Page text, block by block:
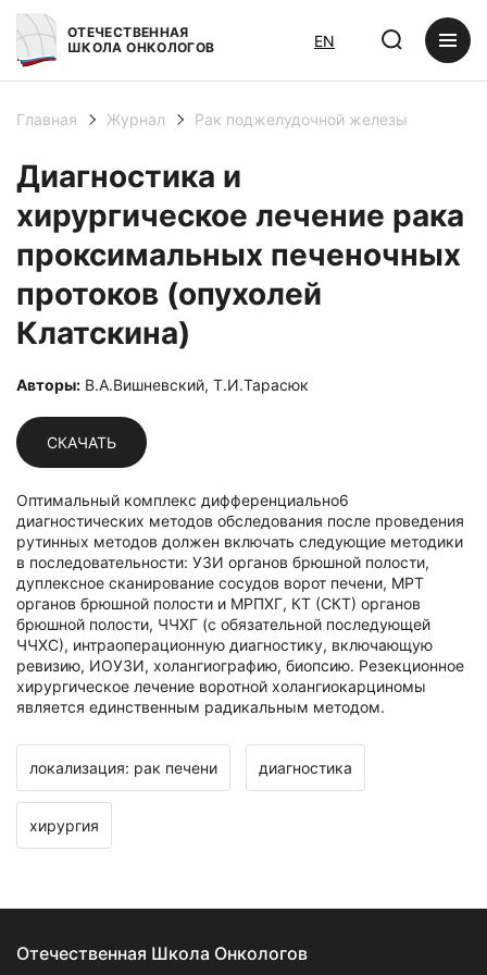
ОТЕЧЕСТВЕННАЯ
ШКОЛА ОНКОЛОГОВ
EN
Главная Журнал Рак поджелудочной железы
Диагностика и
хирургическое лечение рака
проксимальных печеночных
протоков (опухолей
Клатскина)
Авторы: В.А.Вишневский, Т.И.Тарасюк
СКАЧАТЬ
Оптимальный комплекс дифференциально6
диагностических методов обследования после проведения
рутинных методов должен включать следующие методики
в последовательности: УЗИ органов брюшной полости,
дуплексное сканирование сосудов ворот печени, МРТ
органов брюшной полости и МРПХГ, КТ (СКТ) органов
брюшной полости, ЧЧХГ (с обязательной последующей
ЧЧХС), интраоперационную диагностику, включающую
ревизию, ИОУЗИ, холангиографию, биопсию. Резекционное
хирургическое лечение воротной холангиокарциномы
является единственным радикальным методом.
локализация: рак печени диагностика
хирургия
Отечественная Школа Онкологов